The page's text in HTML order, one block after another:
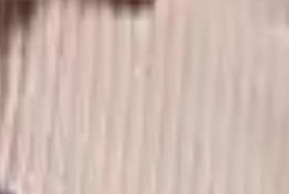
möchtest, findest du in unserer
die durch ihre Langlebigkeit oder
Blickfang auf dem Tisch – die
auf deine Bestellung.